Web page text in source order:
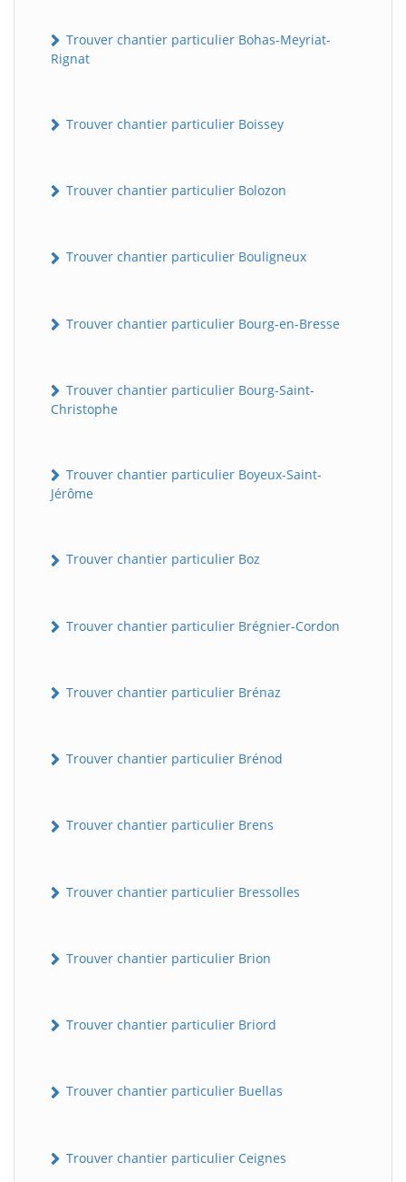
Trouver chantier particulier Bohas-Meyriat-
Rignat
Trouver chantier particulier Boissey
Trouver chantier particulier Bolozon
Trouver chantier particulier Bouligneux
Trouver chantier particulier Bourg-en-Bresse
Trouver chantier particulier Bourg-Saint-
Christophe
Trouver chantier particulier Boyeux-Saint-
Jérôme
Trouver chantier particulier Boz
Trouver chantier particulier Brégnier-Cordon
Trouver chantier particulier Brénaz
Trouver chantier particulier Brénod
Trouver chantier particulier Brens
Trouver chantier particulier Bressolles
Trouver chantier particulier Brion
Trouver chantier particulier Briord
Trouver chantier particulier Buellas
Trouver chantier particulier Ceignes